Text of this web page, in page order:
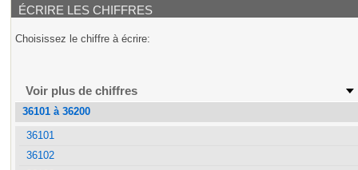
ÉCRIRE LES CHIFFRES
Choisissez le chiffre à écrire:
Voir plus de chiffres
36101 à 36200
36101
36102